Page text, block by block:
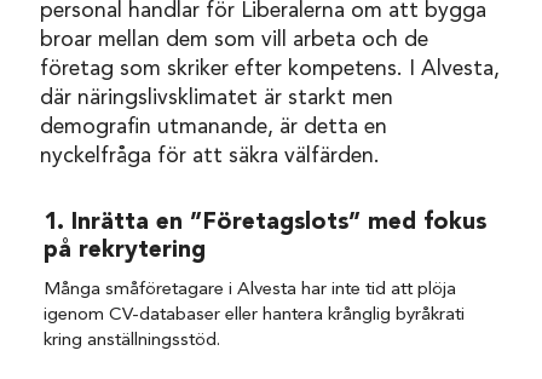
personal handlar för Liberalerna om att bygga
broar mellan dem som vill arbeta och de
företag som skriker efter kompetens. I Alvesta,
där näringslivsklimatet är starkt men
demografin utmanande, är detta en
nyckelfråga för att säkra välfärden.
1. Inrätta en ”Företagslots” med fokus
på rekrytering
Många småföretagare i Alvesta har inte tid att plöja
igenom CV-databaser eller hantera krånglig byråkrati
kring anställningsstöd.